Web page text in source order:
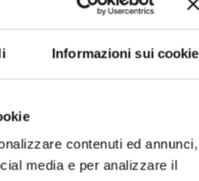
Informazioni sui cookie
contenuti ed annunci,
media e per analizzare il